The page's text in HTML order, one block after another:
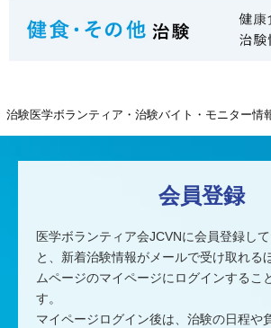
治験医学ボランティア・治験バイト・モニター情
会員登録
医学ボランティア会JCVNに会員登録し
と、 新着治験情報がメールで受け取れる
ムページのマイページにログインするこ
す。
マイページログイン後は、治験の日程や